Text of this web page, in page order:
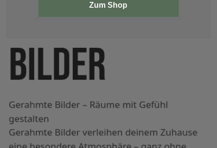
Zum Shop